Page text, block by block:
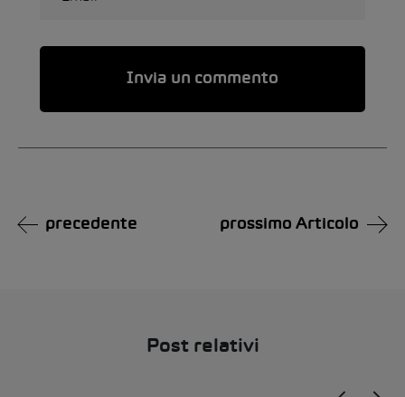
precedente prossimo Articolo
Post relativi